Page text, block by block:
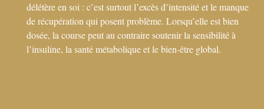
délétère en soi : c’est surtout l’excès d’intensité et le manque
de récupération qui posent problème. Lorsqu’elle est bien
dosée, la course peut au contraire soutenir la sensibilité à
l’insuline, la santé métabolique et le bien-être global.